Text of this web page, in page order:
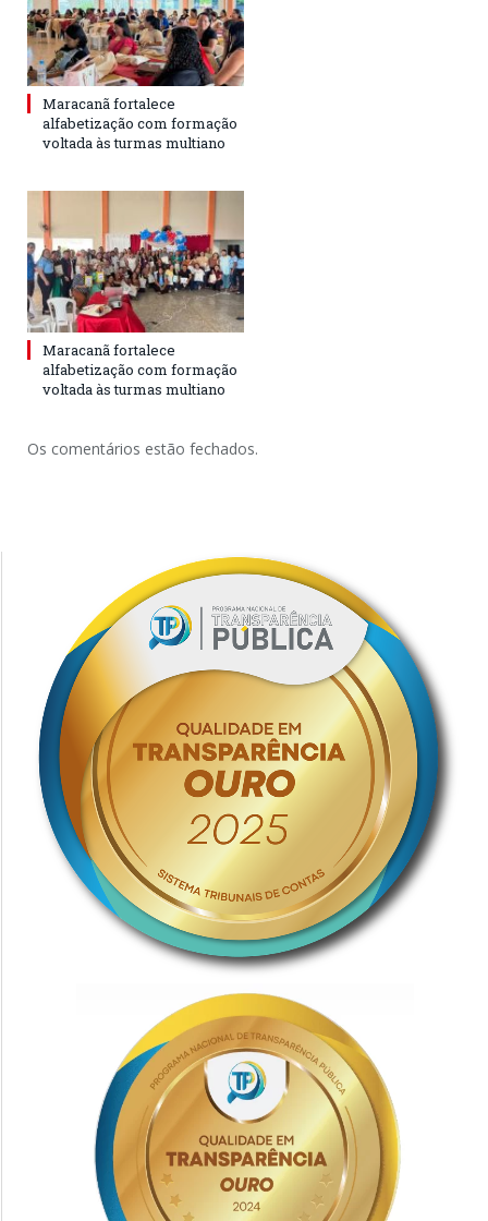
Maracanã fortalece
alfabetização com formação
voltada às turmas multiano
Maracanã fortalece
alfabetização com formação
voltada às turmas multiano
Os comentários estão fechados.